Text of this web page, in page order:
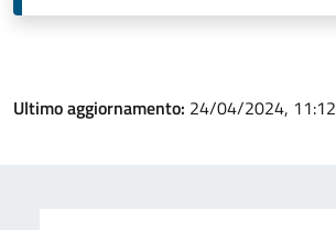
Ultimo aggiornamento: 24/04/2024, 11:12